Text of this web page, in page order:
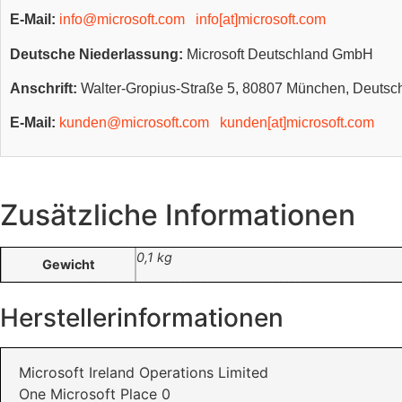
E-Mail: info@microsoft.com info[at]microsoft.com
Deutsche Niederlassung: Microsoft Deutschland GmbH
Anschrift: Walter-Gropius-Straße 5, 80807 München,
E-Mail: kunden@microsoft.com kunden[at]microsoft.com
Zusätzliche Informationen
Gewicht 0,1 kg
Herstellerinformationen
Microsoft Ireland Operations Limited
One Microsoft Place 0